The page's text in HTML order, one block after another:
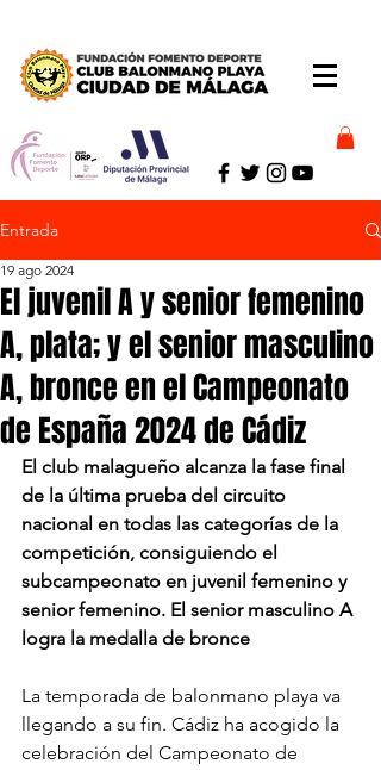
Entrada
El juvenil A y senior femenino
A, plata; y el senior masculino
A, bronce en el Campeonato
de España 2024 de Cádiz
19 ago 2024
El club malagueño alcanza la fase final
de la última prueba del circuito
nacional en todas las categorías de la
competición, consiguiendo el
subcampeonato en juvenil femenino y
senior femenino. El senior masculino A
logra la medalla de bronce
La temporada de balonmano playa va
llegando a su fin. Cádiz ha acogido la
celebración del Campeonato de